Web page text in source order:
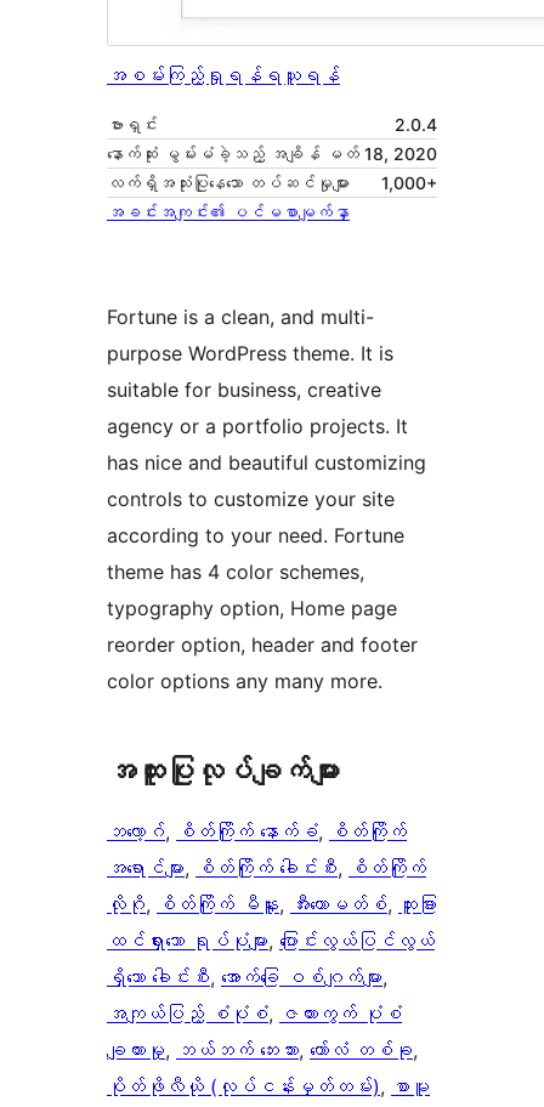
အစမ်းကြည့်ရှုရန် ရယူရန်
ဗားရှင်း
2.0.4
နောက်ဆုံး မွမ်းမံခဲ့သည့် အချိန် မတ် 18, 2020
လက်ရှိအသုံးပြုနေသော တပ်ဆင်မှုများ
1,000+
အခင်းအကျင်း၏ ပင်မစာမျက်နှာ
Fortune is a clean, and multi-
purpose WordPress theme. It is
suitable for business, creative
agency or a portfolio projects. It
has nice and beautiful customizing
controls to customize your site
according to your need. Fortune
theme has 4 color schemes,
typography option, Home page
reorder option, header and footer
color options any many more.
အ​ထူး​ပြု​လုပ်​ချက်​များ
ဘလော့ဂ်, စိတ်ကြိုက် နောက်ခံ,
စိတ်ကြိုက်
အရောင်များ, စိတ်ကြိုက် ခေါင်းစီး,
စိတ်ကြိုက်
လိုဂို, စိတ်ကြိုက် မီနူး, အီးကောမတ်စ်, ထူးခြား
ထင်ရှားသော ရုပ်ပုံများ, ပြောင်းလွယ်ပြင်လွယ်
ရှိသော ခေါင်းစီး, အောက်ခြေ ဝစ်ဂျက်များ
အကျယ်ပြည့် စံပုံစံ, ဇယားကွက် ပုံစံ
ချထားမှု, ဘယ်ဘက် ဘေးဘား, ကော်လံ တစ်ခု
ပိုတ်ဖိုလီယို (လုပ်ငန်းမှတ်တမ်း), စာမူ